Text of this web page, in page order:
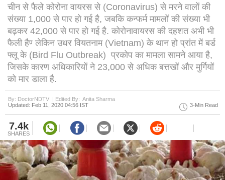
चीन से फैले कोरोना वायरस से (Coronavirus) से मरने वालों की
संख्या 1,000 से पार हो गई है, जबकि कन्फर्म मामलों की संख्या भी
बढ़कर 42,000 से पार हो गई है. कोरोनावायरस की दहशत अभी भी
फैली हैण्‍ लेकिन उधर वियतनाम (Vietnam) के थान हो प्रांत में बर्ड
फ्लू के (Bird Flu Outbreak) प्रकोप का मामला सामने आया है,
जिसके कारण अधिकारियों ने 23,000 से अधिक बत्तखों और मुर्गियों
को मार डाला है.
By: DoctorNDTV | Edited By: Anita Sharma
Updated: Feb 11, 2020 04:56 IST
3-Min Read
7.4k
SHARES